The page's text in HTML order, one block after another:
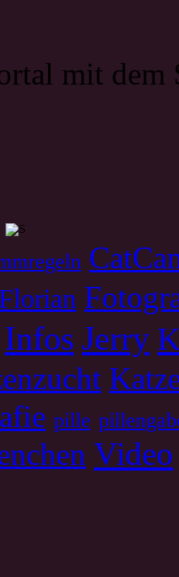
mit dem
Florian
Infos Jerry
pille
Video